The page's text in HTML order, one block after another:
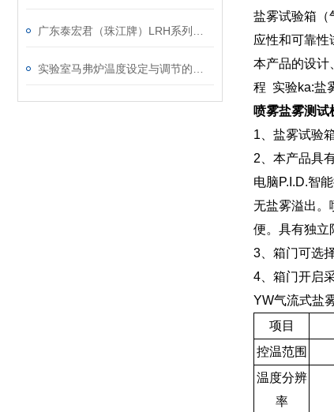
盐雾试验箱（
应性和可靠性
本产品的设计
程 实验ka:盐
喷雾盐雾测
1、盐雾试验
2、本产品具
电脑P.I.D.智
无盐雾溢出。
便。具有独立
3、箱门可选
4、箱门开启
YW气流式盐
项目
控温范围
温度分辨
率